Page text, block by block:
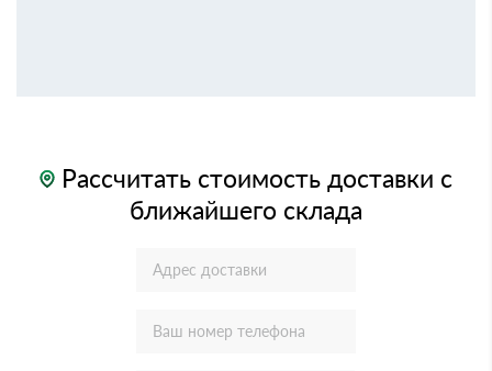
Рассчитать стоимость доставки с
ближайшего склада